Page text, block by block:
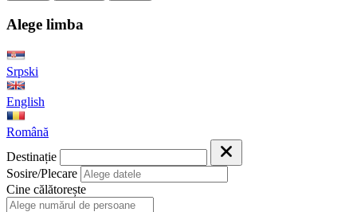
Alege limba
Srpski
English
Română
Destinație
Sosire/Plecare
Cine călătorește